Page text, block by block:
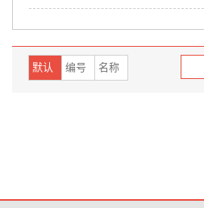
默认 编号 名称